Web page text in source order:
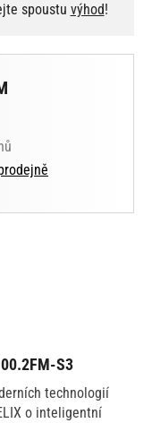
spoustu výhod!
S3
technologií
o inteligentní